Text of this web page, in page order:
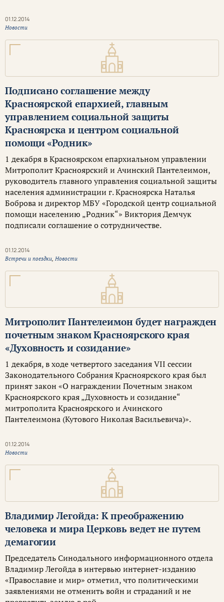
01.12.2014
Новости
Подписано соглашение между
Красноярской епархией, главным
управлением социальной защиты
Красноярска и центром социальной
помощи «Родник»
1 декабря в Красноярском епархиальном управлении
Митрополит Красноярский и Ачинский Пантелеимон,
руководитель главного управления социальной защиты
населения администрации г. Красноярска Наталья
Боброва и директор МБУ «Городской центр социальной
помощи населению „Родник“» Виктория Демчук
подписали соглашение о сотрудничестве.
01.12.2014
Встречи и поездки, Новости
Митрополит Пантелеимон будет награжден
почетным знаком Красноярского края
«Духовность и созидание»
1 декабря, в ходе четвертого заседания VII сессии
Законодательного Собрания Красноярского края был
принят закон «О награждении Почетным знаком
Красноярского края „Духовность и созидание“
митрополита Красноярского и Ачинского
Пантелеимона (Кутового Николая Васильевича)».
01.12.2014
Новости
Владимир Легойда: К преображению
человека и мира Церковь ведет не путем
демагогии
Председатель Синодального информационного отдела
Владимир Легойда в интервью интернет-изданию
«Православие и мир» отметил, что политическими
заявлениями не отменить войн и страданий и не